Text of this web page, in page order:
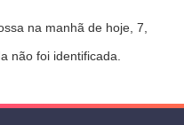
na manhã de hoje, 7,
não foi identificada.